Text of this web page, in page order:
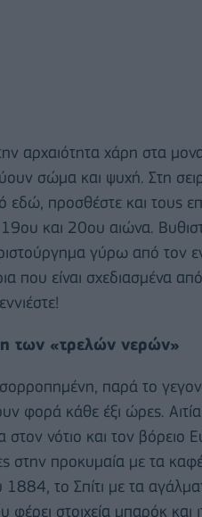
αρχαιότητα χάρη στα
σώμα και ψυχή. Στη
εδώ, προσθέστε και τους
και 20ου αιώνα.
γύρω από τον
που είναι σχεδιασμένα
των «τρελών νερών»
παρά το
φορά κάθε έξι ώρες.
στον νότιο και τον βόρειο
στην προκυμαία με τα
1884, το Σπίτι με τα
φέρει στοιχεία μπαρόκ